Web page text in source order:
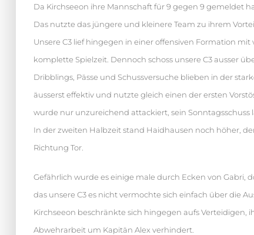
Da Kirchseeon ihre Mannschaft für 9 gegen 9 gemeldet
Das nutzte das jüngere und kleinere Team zu ihrem
Unsere C3 lief hingegen in einer offensiven Formation
komplette Spielzeit. Dennoch schoss unsere C3 ausser
Dribblings, Pässe und Schussversuche blieben in der
äusserst effektiv und nutzte gleich einen der ersten
wurde nur unzureichend attackiert, sein
In der zweiten Halbzeit stand Haidhausen noch höher,
Richtung Tor.
Gefährlich wurde es einige male durch Ecken von Gabri,
das unsere C3 es nicht vermochte sich einfach über die
Kirchseeon beschränkte sich hingegen aufs
Abwehrarbeit um Kapitän Alex verhindert.